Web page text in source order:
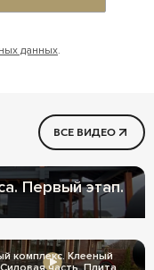
данных.
ВСЕ ВИДЕО
Первый этап.
комплекс. Клееный